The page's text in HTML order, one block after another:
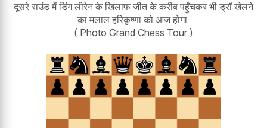
दूसरे राउंड में डिंग लीरेन के खिलाफ जीत के करीब पहुँचकर भी ड्रॉ खेलने
का मलाल हरिकृष्णा को आज होगा
( Photo Grand Chess Tour )